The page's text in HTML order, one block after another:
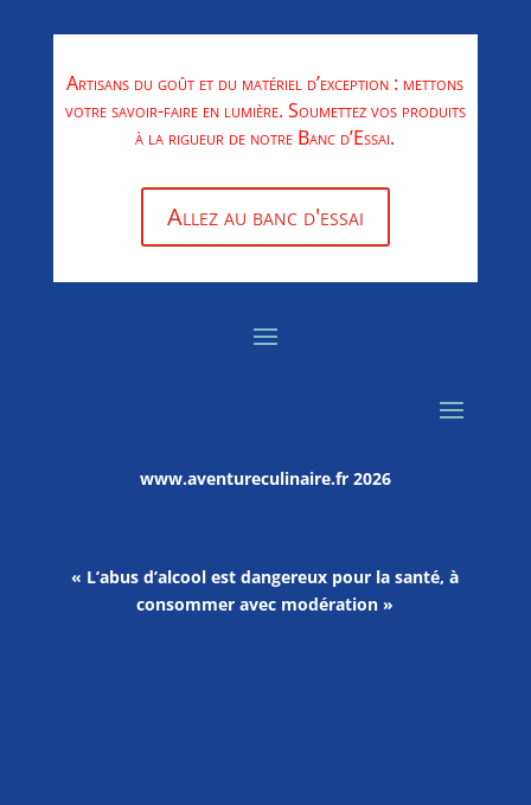
Artisans du goût et du matériel d’exception : mettons
votre savoir-faire en lumière. Soumettez vos produits
à la rigueur de notre Banc d’Essai.
Allez au banc d'essai
www.aventureculinaire.fr2026
« L’abus d’alcool est dangereux pour la santé, à
consommer avec modération »